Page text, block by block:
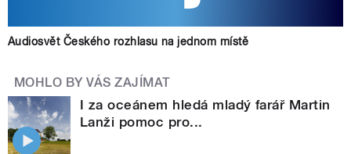
Audiosvět Českého rozhlasu na jednom místě
MOHLO BY VÁS ZAJÍMAT
I za oceánem hledá mladý farář Martin
Lanži pomoc pro...